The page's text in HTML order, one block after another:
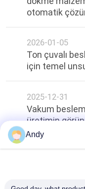
otomatik
2026-01-05
Ton çuvalı
için temel
2025-12-31
Vakum
üretimin
Andy